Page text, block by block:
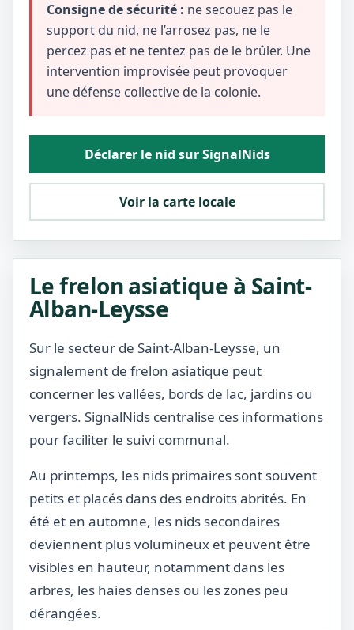
Consigne de sécurité : ne secouez pas le
support du nid, ne l’arrosez pas, ne le
percez pas et ne tentez pas de le brûler. Une
intervention improvisée peut provoquer
une défense collective de la colonie.
Déclarer le nid sur SignalNids
Voir la carte locale
Le frelon asiatique à Saint-
Alban-Leysse
Sur le secteur de Saint-Alban-Leysse, un
signalement de frelon asiatique peut
concerner les vallées, bords de lac, jardins ou
vergers. SignalNids centralise ces informations
pour faciliter le suivi communal.
Au printemps, les nids primaires sont souvent
petits et placés dans des endroits abrités. En
été et en automne, les nids secondaires
deviennent plus volumineux et peuvent être
visibles en hauteur, notamment dans les
arbres, les haies denses ou les zones peu
dérangées.